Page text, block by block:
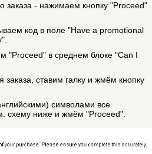
- нажимаем кнопку "Proceed"
код в поле "Have a promotional
"Proceed" в среднем блоке "Can I
заказа, ставим галку и жмём кнопку
символами все
схему ниже и жмём "Proceed".